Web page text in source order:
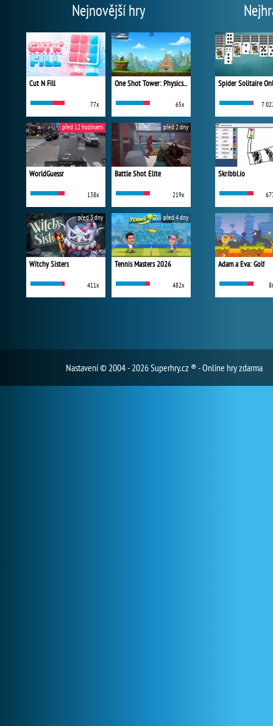
Nejnovější hry
Cut N Fill
77x
One Shot Tower: Physics Destroyer
65x
WorldGuessr
138x
před 12 hodinami
Battle Shot Elite
219x
před 2 dny
Witchy Sisters
411x
před 3 dny
Tennis Masters 2026
482x
před 4 dny
Spider Solitaire
7
Skribbl.io
Adam a Eva: Golf
Nastavení© 2004 - 2026 Superhry.cz ® - Online hry zdarma